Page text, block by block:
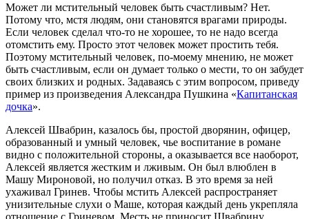
Может ли мстительный человек быть счастливым? Нет.
Потому что, мстя людям, они становятся врагами природы.
Если человек сделал что-то не хорошее, то не надо всегда
отомстить ему. Просто этот человек может простить тебя.
Поэтому мстительный человек, по-моему мнению, не может
быть счастливым, если он думает только о мести, то он забудет
своих близких и родных. Задаваясь с этим вопросом, приведу
пример из произведения Александра Пушкина «Капитанская
дочка».
Алексей Швабрин, казалось бы, простой дворянин, офицер,
образованный и умный человек, чье воспитание в романе
видно с положительной стороны, а оказывается все наоборот,
Алексей является жестким и лживым. Он был влюблен в
Машу Мироновой, но получил отказ. В это время за ней
ухаживал Гринев. Чтобы мстить Алексей распространяет
унизительные слухи о Маше, которая каждый день укрепляла
отношение с Гриневом. Месть не приносит Швабрину